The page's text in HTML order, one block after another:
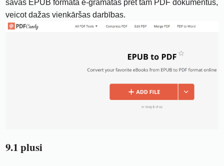
savas EPUB formāta e-grāmatas pret tām PDF dokumentus,
veicot dažas vienkāršas darbības.
9.1 plusi